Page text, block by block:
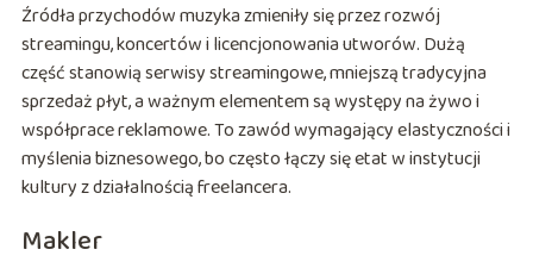
Źródła przychodów muzyka zmieniły się przez rozwój
streamingu, koncertów i licencjonowania utworów. Dużą
część stanowią serwisy streamingowe, mniejszą tradycyjna
sprzedaż płyt, a ważnym elementem są występy na żywo i
współprace reklamowe. To zawód wymagający elastyczności i
myślenia biznesowego, bo często łączy się etat w instytucji
kultury z działalnością freelancera.
Makler